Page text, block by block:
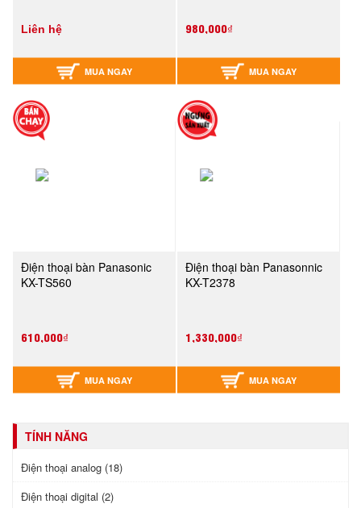
Liên hệ
MUA NGAY
980,000₫
MUA NGAY
Điện thoại bàn Panasonic
KX-TS560
610,000₫
MUA NGAY
Điện thoại bàn Panasonnic
KX-T2378
1,330,000₫
MUA NGAY
TÍNH NĂNG
Điện thoại analog (18)
Điện thoại digital (2)